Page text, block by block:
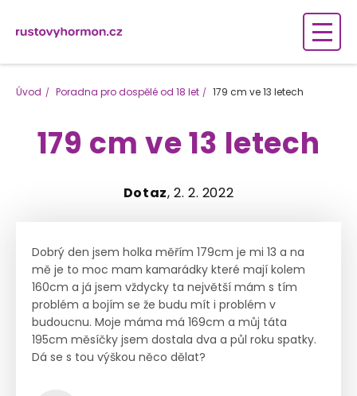
Úvod Poradna pro dospělé od 18 let 179 cm ve 13 letech
179 cm ve 13 letech
Dotaz, 2. 2. 2022
Dobrý den jsem holka měřím 179cm je mi 13 a na
mě je to moc mam kamarádky které mají kolem
160cm a já jsem vždycky ta největší mám s tím
problém a bojím se že budu mít i problém v
budoucnu. Moje máma má 169cm a můj táta
195cm měsíčky jsem dostala dva a půl roku spatky.
Dá se s tou výškou něco dělat?